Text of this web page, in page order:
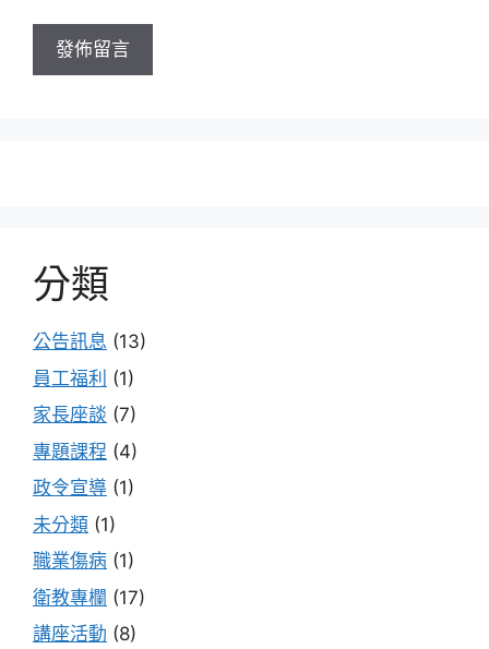
分類
公告訊息 (13)
員工福利 (1)
家長座談 (7)
專題課程 (4)
政令宣導 (1)
未分類 (1)
職業傷病 (1)
衛教專欄 (17)
講座活動 (8)